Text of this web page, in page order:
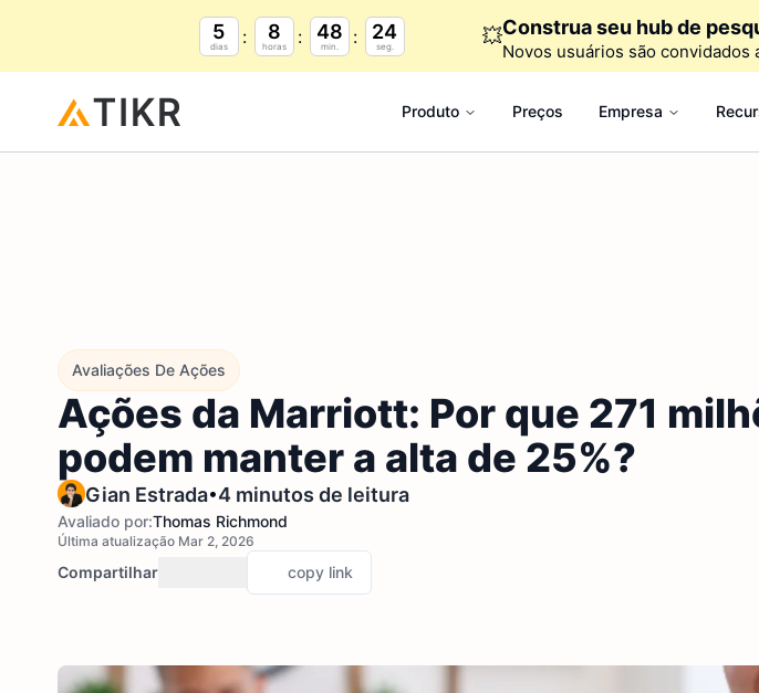
5
dias
8
horas
48
min.
23
seg. 💥Construa seu hub de
Novos usuários são
Produto Preços Empresa
Avaliações De Ações
Ações da Marriott: Por que 271
podem manter a alta de 25%?
Gian Estrada•4 minutos de leitura
Avaliado por:Thomas Richmond
Última atualização Mar 2, 2026
Compartilhar copy link